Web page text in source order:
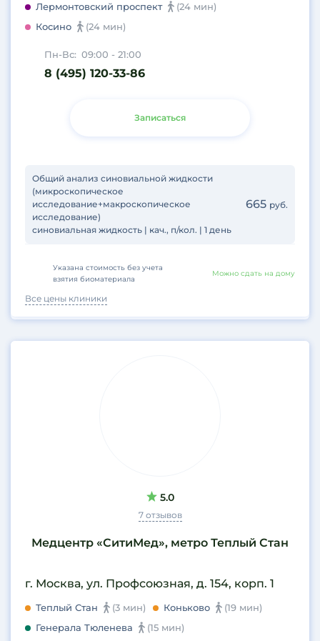
Лермонтовский проспект
(24 мин)
Косино
(24 мин)
Пн-Вс: 09:00 - 21:00
8 (495) 120-33-86
Записаться
Общий анализ синовиальной жидкости
(микроскопическое
исследование+макроскопическое
исследование)
синовиальная жидкость | кач., п/кол. | 1 день
665 руб.
Все цены клиники
Указана стоимость без учета
взятия биоматериала
Можно сдать на дому
5.0
7 отзывов
Медцентр «СитиМед», метро Теплый Стан
г. Москва, ул. Профсоюзная, д. 154, корп. 1
Теплый Стан (3 мин) Коньково
(19 мин)
Генерала Тюленева
(15 мин)